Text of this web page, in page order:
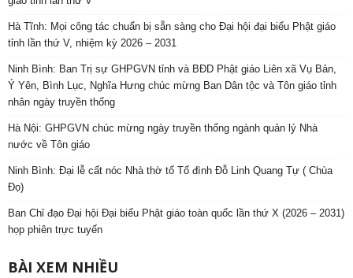
Hà Tĩnh: Mọi công tác chuẩn bị sẵn sàng cho Đại hội đại biểu Phật giáo
tỉnh lần thứ V, nhiệm kỳ 2026 – 2031
Ninh Bình: Ban Trị sự GHPGVN tỉnh và BĐD Phật giáo Liên xã Vụ Bản,
Ý Yên, Bình Lục, Nghĩa Hưng chúc mừng Ban Dân tộc và Tôn giáo tỉnh
nhân ngày truyền thống
Hà Nội: GHPGVN chúc mừng ngày truyền thống ngành quản lý Nhà
nước về Tôn giáo
Ninh Bình: Đại lễ cất nóc Nhà thờ tổ Tổ đình Đỗ Linh Quang Tự ( Chùa
Đọ)
Ban Chỉ đạo Đại hội Đại biểu Phật giáo toàn quốc lần thứ X (2026 – 2031)
họp phiên trực tuyến
BÀI XEM NHIỀU